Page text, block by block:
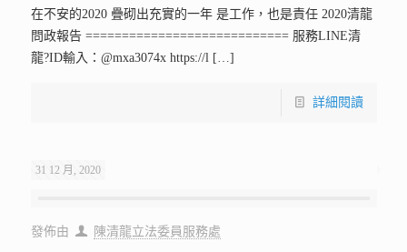
在不安的2020 疊砌出充實的一年 是工作，也是責任 2020清龍
問政報告 ============================ 服務LINE清
龍?ID輸入：@mxa3074x https://l […]
詳細閱讀
31 12 月, 2020
發佈由 陳清龍立法委員服務處